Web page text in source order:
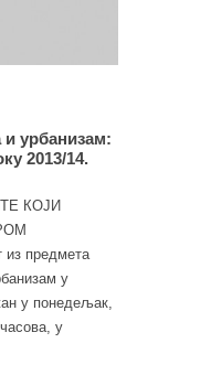
и урбанизам:
2013/14.
КОЈИ
предмета
у
у понедељак,
у